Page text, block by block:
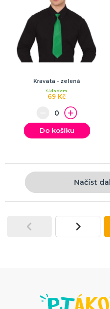
Kravata - zelená
69 Kč
Skladem
Do košíku
Načíst